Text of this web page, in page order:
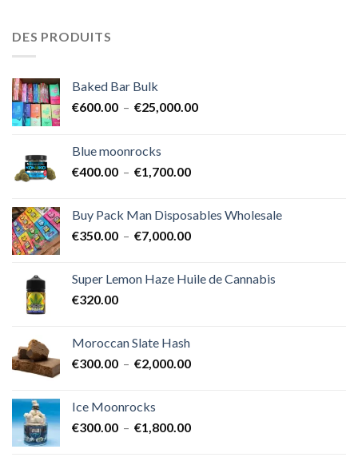
DES PRODUITS
Baked Bar Bulk
€600.00 – €25,000.00Plage
Blue moonrocks
€400.00 – €1,700.00Plage
€400.00
à
Buy Pack Man Disposables Wholesale
€350.00 – €7,000.00Plage
€350.00
Super Lemon Haze Huile de Cannabis
€320.00
Moroccan Slate Hash
€300.00 – €2,000.00Plage
à
Ice Moonrocks
€300.00 – €1,800.00Plage